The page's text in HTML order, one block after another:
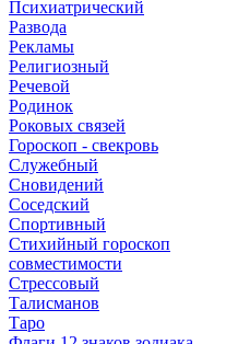
Психиатрический
Развода
Рекламы
Религиозный
Речевой
Родинок
Роковых связей
Гороскоп - свекровь
Служебный
Сновидений
Соседский
Спортивный
Стихийный гороскоп
совместимости
Стрессовый
Талисманов
Таро